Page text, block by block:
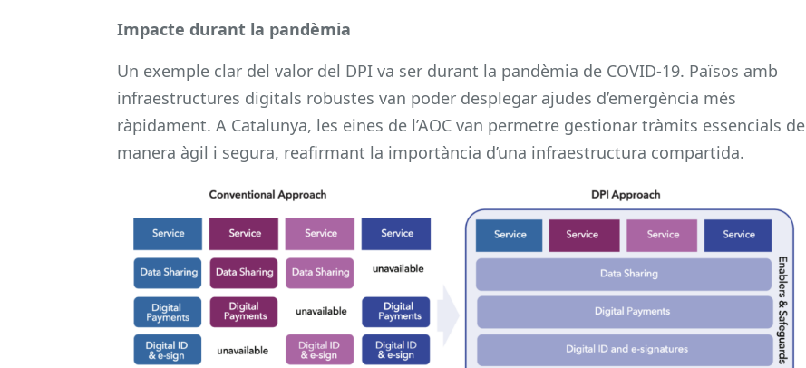
Impacte durant la pandèmia
Un exemple clar del valor del DPI va ser durant la pandèmia de COVID-19. Països amb
infraestructures digitals robustes van poder desplegar ajudes d’emergència més
ràpidament. A Catalunya, les eines de l’AOC van permetre gestionar tràmits essencials de
manera àgil i segura, reafirmant la importància d’una infraestructura compartida.